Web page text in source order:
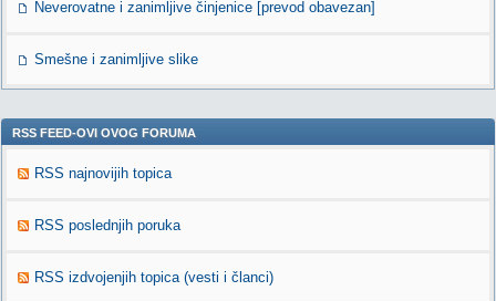
Neverovatne i zanimljive činjenice [prevod obavezan]
Smešne i zanimljive slike
RSS FEED-OVI OVOG FORUMA
RSS najnovijih topica
RSS poslednjih poruka
RSS izdvojenjih topica (vesti i članci)